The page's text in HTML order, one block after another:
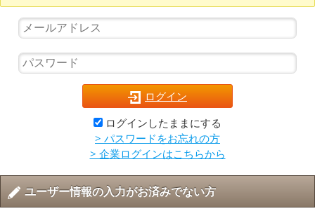
ログイン
ログインしたままにする
> パスワードをお忘れの方
> 企業ログインはこちらから
ユーザー情報の入力がお済みでない方